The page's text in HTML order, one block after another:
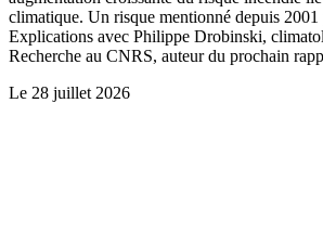
climatique. Un risque mentionné depuis
Explications avec Philippe Drobinski,
Recherche au CNRS, auteur du prochain
Le 28 juillet 2026